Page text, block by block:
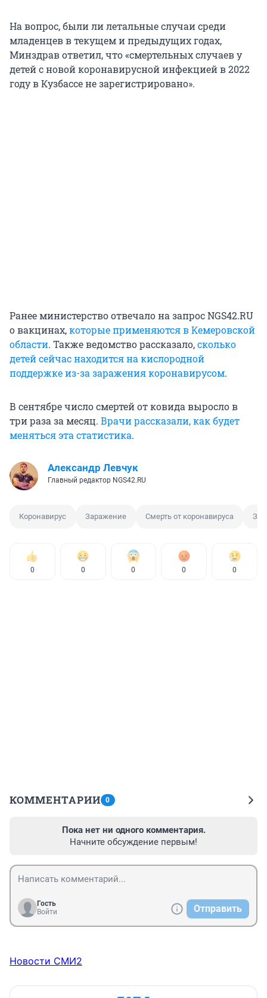
На вопрос, были ли летальные случаи среди
младенцев в текущем и предыдущих годах,
Минздрав ответил, что «смертельных случаев у
детей с новой коронавирусной инфекцией в 2022
году в Кузбассе не зарегистрировано».
Ранее министерство отвечало на запрос NGS42.RU
о вакцинах,которые применяются в Кемеровской
области. Также ведомство рассказало,сколько
детей сейчас находится на кислородной
поддержке из-за заражения коронавирусом.
В сентябре число смертей от ковида выросло в
три раза за месяц. Врачи рассказали, как будет
меняться эта статистика.
Александр Левчук
Главный редактор NGS42.RU
Коронавирус Заражение Смерть от коронавируса
0 0 0 0 0
КОММЕНТАРИИ 0
Пока нет ни одного комментария.
Начните обсуждение первым!
Гость
Войти
Отправить
Новости СМИ2